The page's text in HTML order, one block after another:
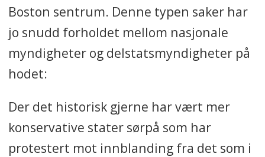
Boston sentrum. Denne typen saker har
jo snudd forholdet mellom nasjonale
myndigheter og delstatsmyndigheter på
hodet:
Der det historisk gjerne har vært mer
konservative stater sørpå som har
protestert mot innblanding fra det som i